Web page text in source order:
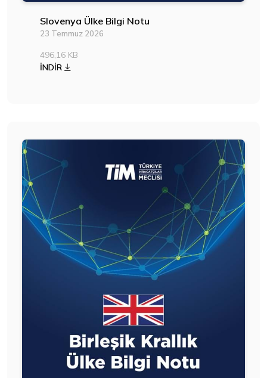
Slovenya Ülke Bilgi Notu
23 Temmuz 2026
496,16 KB
İNDİR